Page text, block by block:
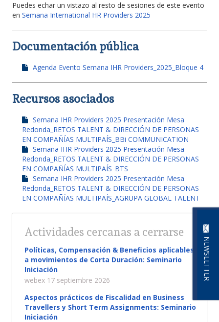
NEWSLETTER
Puedes echar un vistazo al resto de sesiones de este evento
en Semana International HR Providers 2025
Documentación pública
Agenda Evento Semana IHR Providers_2025_Bloque 4
Recursos asociados
Semana IHR Providers 2025 Presentación Mesa
Redonda_RETOS TALENT & DIRECCIÓN DE PERSONAS
EN COMPAÑÍAS MULTIPAÍS_BBi COMMUNICATION
Semana IHR Providers 2025 Presentación Mesa
Redonda_RETOS TALENT & DIRECCIÓN DE PERSONAS
EN COMPAÑÍAS MULTIPAÍS_BTS
Semana IHR Providers 2025 Presentación Mesa
Redonda_RETOS TALENT & DIRECCIÓN DE PERSONAS
EN COMPAÑÍAS MULTIPAÍS_AGRUPA GLOBAL TALENT
Actividades cercanas a cerrarse
Políticas, Compensación & Beneficios aplicables
a movimientos de Corta Duración: Seminario
Iniciación
webex 17 septiembre 2026
Aspectos prácticos de Fiscalidad en Business
Travellers y Short Term Assignments: Seminario
Iniciación